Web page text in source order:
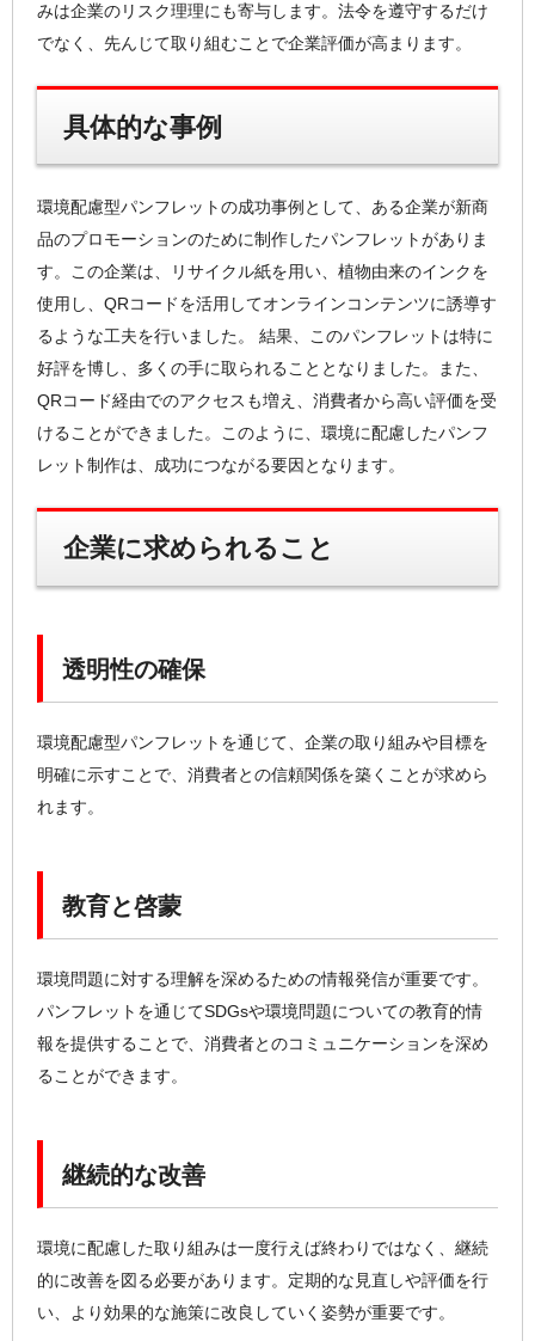
みは企業のリスク理理にも寄与します。法令を遵守するだけ
でなく、先んじて取り組むことで企業評価が高まります。
具体的な事例
環境配慮型パンフレットの成功事例として、ある企業が新商
品のプロモーションのために制作したパンフレットがありま
す。この企業は、リサイクル紙を用い、植物由来のインクを
使用し、QRコードを活用してオンラインコンテンツに誘導す
るような工夫を行いました。 結果、このパンフレットは特に
好評を博し、多くの手に取られることとなりました。また、
QRコード経由でのアクセスも増え、消費者から高い評価を受
けることができました。このように、環境に配慮したパンフ
レット制作は、成功につながる要因となります。
企業に求められること
透明性の確保
環境配慮型パンフレットを通じて、企業の取り組みや目標を
明確に示すことで、消費者との信頼関係を築くことが求めら
れます。
教育と啓蒙
環境問題に対する理解を深めるための情報発信が重要です。
パンフレットを通じてSDGsや環境問題についての教育的情
報を提供することで、消費者とのコミュニケーションを深め
ることができます。
継続的な改善
環境に配慮した取り組みは一度行えば終わりではなく、継続
的に改善を図る必要があります。定期的な見直しや評価を行
い、より効果的な施策に改良していく姿勢が重要です。